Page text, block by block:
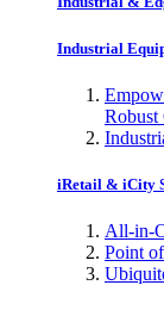
Industrial
Robust
iRetail & iCity
All-in-
Point